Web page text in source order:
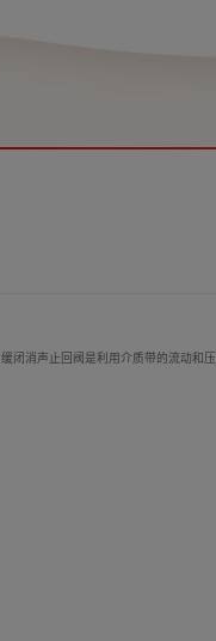
缓闭消声止回阀是利用介质带的流动和